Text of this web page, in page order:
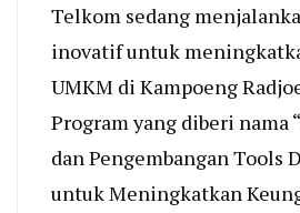
Telkom sedang
inovatif untuk
UMKM di Kampoeng
Program yang diberi nama
dan Pengembangan
untuk Meningkatkan